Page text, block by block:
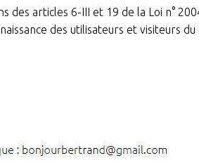
des articles 6-III et 19 de la Loi n°
des utilisateurs et visiteurs